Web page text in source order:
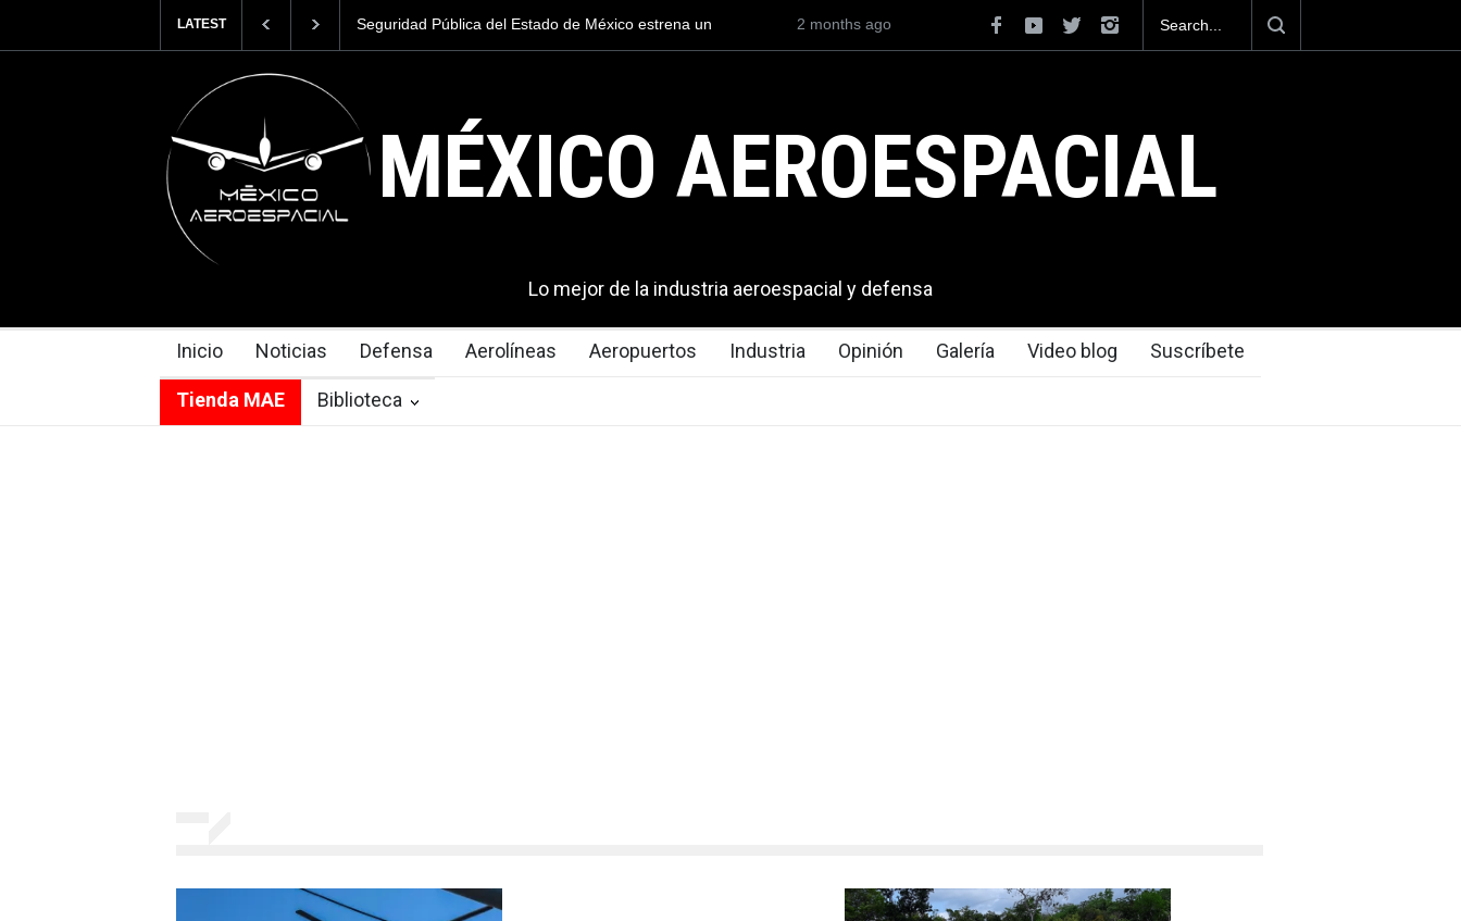
LATEST
del Estado de México estrena un
Airbus presenta la versión no tripulada del H145, el U145
El Black Hawk se consolida como el helicóptero para
operaciones de seguridad en México
2 months ago
MÉXICO AEROESPACIAL
Lo mejor de la industria aeroespacial y defensa
Inicio Noticias Defensa Aerolíneas Aeropuertos Industria Opinión Galería Video blog Suscríbete
Tienda MAE Biblioteca